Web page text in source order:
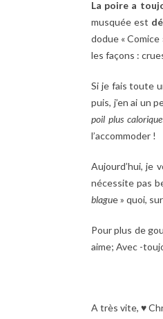
La poire a
musquée est
dodue «
les façons :
Si je fais toute
puis, j’en ai un
poil plus
l’accommoder !
Aujourd’hui, je
nécessite pas
blague » quoi,
Pour plus de
aime; Avec -
A très vite, ♥